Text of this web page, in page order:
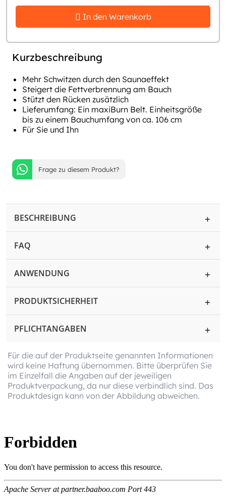
Kurzbeschreibung
Mehr Schwitzen durch den Saunaeffekt
Steigert die Fettverbrennung am Bauch
Stützt den Rücken zusätzlich
Lieferumfang: Ein maxiBurn Belt. Einheitsgröße
bis zu einem Bauchumfang von ca. 106 cm
Für Sie und Ihn
Frage zu diesem Produkt?
In den Warenkorb
BESCHREIBUNG
FAQ
ANWENDUNG
PRODUKTSICHERHEIT
PFLICHTANGABEN
Für die auf der Produktseite genannten Informationen
wird keine Haftung übernommen. Bitte überprüfen Sie
im Einzelfall die Angaben auf der jeweiligen
Produktverpackung, da nur diese verbindlich sind. Das
Produktdesign kann von der Abbildung abweichen.